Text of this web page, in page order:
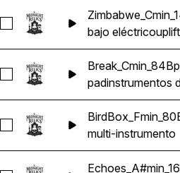
Seleccionar
bajo eléctrico
Seleccionar
padinstrumentos
Seleccionar
multi-instrumento